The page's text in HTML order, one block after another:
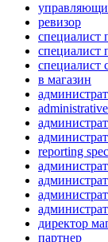
ревизор
специалист
специалист
специалист
в магазин
reporting
директор
партнер